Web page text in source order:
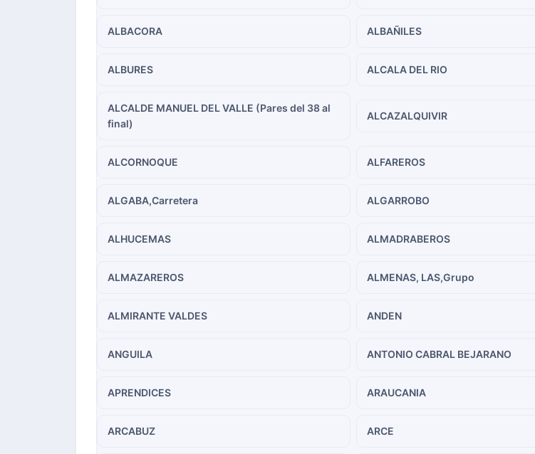
ALBACORA ALBAÑILES
ALBURES ALCALA DEL RIO
ALCALDE MANUEL DEL VALLE (Pares del 38 al
final)
ALCAZALQUIVIR
ALCORNOQUE ALFAREROS
ALGABA,Carretera ALGARROBO
ALHUCEMAS ALMADRABEROS
ALMAZAREROS ALMENAS, LAS,Grupo
ALMIRANTE VALDES ANDEN
ANGUILA ANTONIO CABRAL BEJARANO
APRENDICES ARAUCANIA
ARCABUZ ARCE